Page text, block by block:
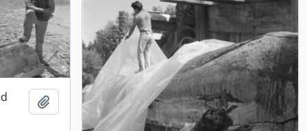
Ajouter au presse-papier